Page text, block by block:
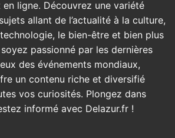
ligne. Découvrez une variété
allant de l’actualité à la culture,
le bien-être et bien plus
passionné par les dernières
des événements mondiaux,
un contenu riche et diversifié
vos curiosités. Plongez dans
informé avec Delazur.fr !